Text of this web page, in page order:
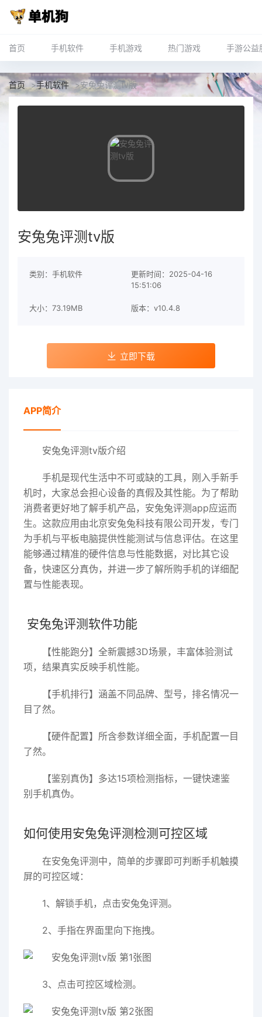
首页 手机软件 手机游戏 热门游戏 手游公益
首页 >手机软件 >安兔兔评测tv版
安兔兔评测tv版
类别：手机软件
更新时间：2025-04-16
15:51:06
大小：73.19MB 版本：v10.4.8
立即下载
APP简介
安兔兔评测tv版介绍
手机是现代生活中不可或缺的工具，刚入手新手
机时，大家总会担心设备的真假及其性能。为了帮助
消费者更好地了解手机产品，安兔兔评测app应运而
生。这款应用由北京安兔兔科技有限公司开发，专门
为手机与平板电脑提供性能测试与信息评估。在这里
能够通过精准的硬件信息与性能数据，对比其它设
备，快速区分真伪，并进一步了解所购手机的详细配
置与性能表现。
安兔兔评测软件功能
【性能跑分】全新震撼3D场景，丰富体验测试
项，结果真实反映手机性能。
【手机排行】涵盖不同品牌、型号，排名情况一
目了然。
【硬件配置】所含参数详细全面，手机配置一目
了然。
【鉴别真伪】多达15项检测指标，一键快速鉴
别手机真伪。
如何使用安兔兔评测检测可控区域
在安兔兔评测中，简单的步骤即可判断手机触摸
屏的可控区域：
1、解锁手机，点击安兔兔评测。
2、手指在界面里向下拖拽。
3、点击可控区域检测。